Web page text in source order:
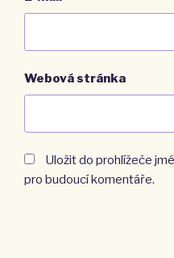
Webová stránka
Uložit do prohlížeče
pro budoucí komentáře.